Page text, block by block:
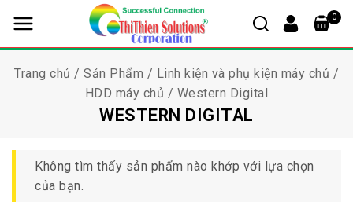
0
Trang chủ / Sản Phẩm / Linh kiện và phụ kiện máy chủ /
HDD máy chủ / Western Digital
WESTERN DIGITAL
Không tìm thấy sản phẩm nào khớp với lựa chọn
của bạn.